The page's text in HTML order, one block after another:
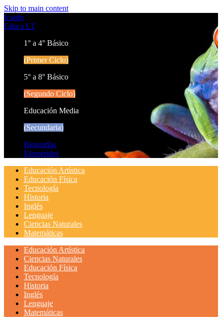
Skip to main content
Icarito
Educa LT
1° a 4° Básico
(Primer Ciclo)
5° a 8° Básico
(Segundo Ciclo)
Educación Media
(Secundaria)
Biografías
Efemérides
Educación Artística
Educación Física
Tecnología
Historia
Inglés
Lenguaje
Ciencias Naturales
Matemáticas
Educación Artística
Ciencias Naturales
Educación Física
Tecnología
Historia
Inglés
Lenguaje
Matemáticas